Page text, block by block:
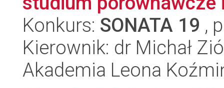
Konkurs: SONATA 19 ,
Kierownik: dr Michał
Akademia Leona